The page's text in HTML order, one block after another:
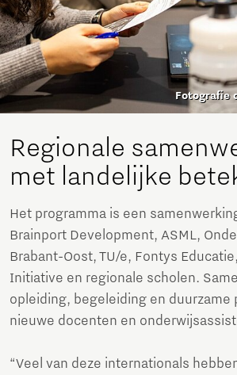
Fotografie
Regionale
met landelijke
Het programma is een
Brainport Development, ASML,
Brabant-Oost, TU/e, Fontys
Initiative en regionale scholen.
opleiding, begeleiding en duurzame
nieuwe docenten en
“Veel van deze internationals